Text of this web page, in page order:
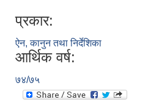
प्रकार:
ऐन, कानुन तथा निर्देशिका
आर्थिक वर्ष:
७४/७५